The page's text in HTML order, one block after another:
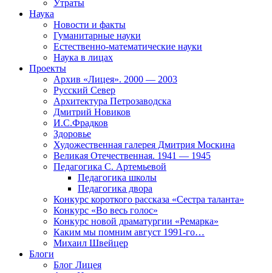
Утраты
Наука
Новости и факты
Гуманитарные науки
Естественно-математические науки
Наука в лицах
Проекты
Архив «Лицея». 2000 — 2003
Русский Север
Архитектура Петрозаводска
Дмитрий Новиков
И.С.Фрадков
Здоровье
Художественная галерея Дмитрия Москина
Великая Отечественная. 1941 — 1945
Педагогика С. Артемьевой
Педагогика школы
Педагогика двора
Конкурс короткого рассказа «Сестра таланта»
Конкурс «Во весь голос»
Конкурс новой драматургии «Ремарка»
Каким мы помним август 1991-го…
Михаил Швейцер
Блоги
Блог Лицея